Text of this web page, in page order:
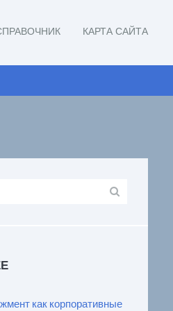
КАРТА САЙТА
как корпоративные